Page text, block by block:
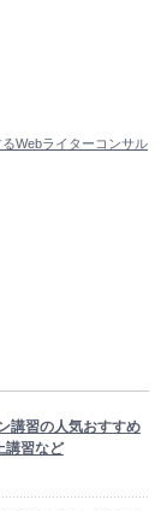
Webライターコンサル
講習の人気おすすめ
講習など